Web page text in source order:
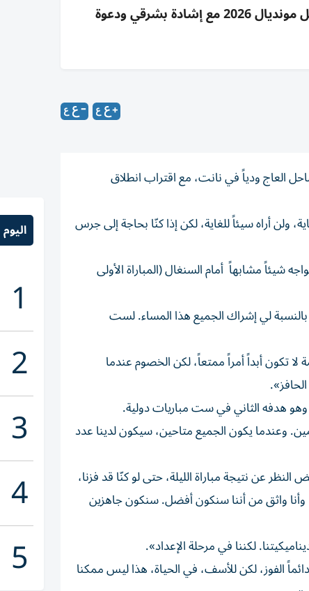
ديشان يقرّ بجرس إنذار بعد خسارة فرنسا ودياً 2-1 أمام ساحل العاج قبل مونديال 2026 مع إشادة بشرقي ودعوة
العاج ودياً في نانت، مع اقتراب انطلاق
«لم أكن أرى فريقنا مثالياً للغاية، ولن أراه سيئاً للغاية، لكن إذا كنّا بحاجة إلى جرس
مشابهاً أمام السنغال (المباراة الأولى
لي إشراك الجميع هذا المساء. لست
تكون أبداً أمراً ممتعاً، لكن الخصوم عندما
وهو هدفه الثاني في ست مباريات دولية.
وعندما يكون الجميع متاحين، سيكون لدينا عدد
عن نتيجة مباراة الليلة، حتى لو كنّا قد فزنا،
وأنا واثق من أننا سنكون أفضل. سنكون جاهزين
لكننا في مرحلة الإعداد».
الفوز، لكن للأسف، في الحياة، هذا ليس ممكنا
اليوم
1
2
3
4
5